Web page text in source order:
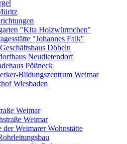
"Kita Holzwürmchen"
"Johannes Falk"
Döbeln
Neudietendorf
Pößneck
Bildungszentrum Weimar
Wiesbaden
Weimar
Weimar
der Weimarer Wohnstätte